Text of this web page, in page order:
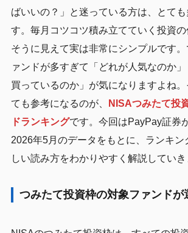
ばいいの？」と迷っている方は、とても
す。毎月コツコツ積み立てていく投資
そうに見えて実は非常にシンプルです
ァンドが多すぎて「どれが人気なのか
買っているのか」が気になりますよね
ても参考になるのが、
NISAつみたて投
ドランキングです。今回はPayPay証券
2026年5月のデータをもとに、ランキン
しい読み方をわかりやすく解説していき
つみたて投資枠の対象ファンドが